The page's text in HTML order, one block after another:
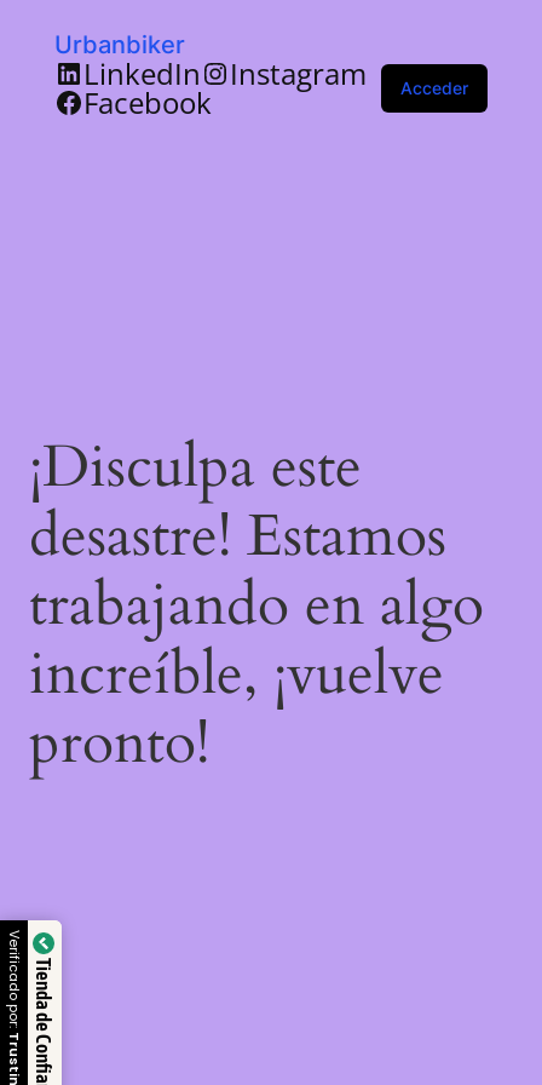
Urbanbiker
LinkedIn Instagram
Facebook Acceder
¡Disculpa este
desastre! Estamos
trabajando en algo
increíble, ¡vuelve
pronto!
Tienda de Confianza
Verificado por: